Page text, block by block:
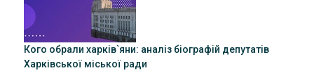
Кого обрали харків`яни: аналіз біографій депутатів
Харківської міської ради